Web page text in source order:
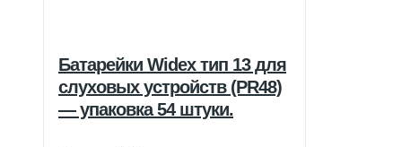
Батарейки Widex тип 13 для
слуховых устройств (PR48)
— упаковка 54 штуки.